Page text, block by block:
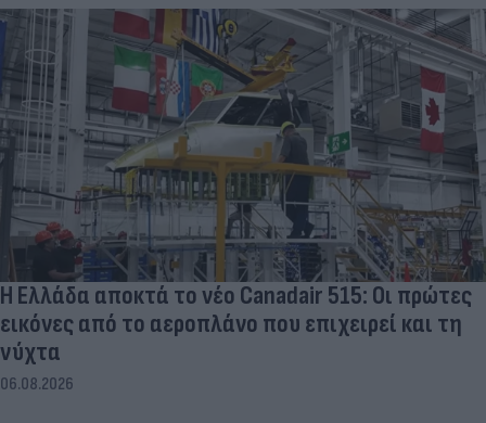
Η Ελλάδα αποκτά το νέο Canadair 515: Οι πρώτες
εικόνες από το αεροπλάνο που επιχειρεί και τη
νύχτα
06.08.2026